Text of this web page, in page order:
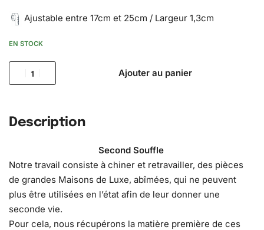
Ajustable entre 17cm et 25cm / Largeur 1,3cm
EN STOCK
Ajouter au panier
Description
Second Souffle
Notre travail consiste à chiner et retravailler, des pièces
de grandes Maisons de Luxe, abîmées, qui ne peuvent
plus être utilisées en l’état afin de leur donner une
seconde vie.
Pour cela, nous récupérons la matière première de ces